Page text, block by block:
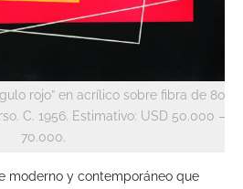
rojo” en acrílico sobre fibra de 80
C. 1956. Estimativo: USD 50.000 –
70.000.
moderno y contemporáneo que